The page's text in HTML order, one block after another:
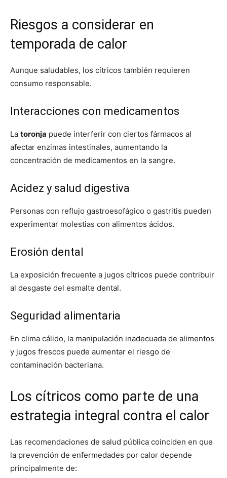
Riesgos a considerar en
temporada de calor
Aunque saludables, los cítricos también requieren
consumo responsable.
Interacciones con medicamentos
La toronja puede interferir con ciertos fármacos al
afectar enzimas intestinales, aumentando la
concentración de medicamentos en la sangre.
Acidez y salud digestiva
Personas con reflujo gastroesofágico o gastritis pueden
experimentar molestias con alimentos ácidos.
Erosión dental
La exposición frecuente a jugos cítricos puede contribuir
al desgaste del esmalte dental.
Seguridad alimentaria
En clima cálido, la manipulación inadecuada de alimentos
y jugos frescos puede aumentar el riesgo de
contaminación bacteriana.
Los cítricos como parte de una
estrategia integral contra el calor
Las recomendaciones de salud pública coinciden en que
la prevención de enfermedades por calor depende
principalmente de: